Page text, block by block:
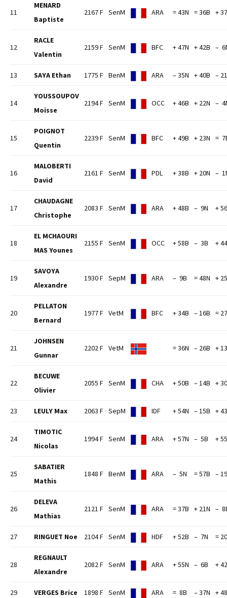
11
MENARD
Baptiste
2167 F SenM ARA = 43N = 36B +
12
RACLE
Valentin
2159 F SenM BFC + 47N + 42B –
13 SAYA Ethan 1775 F BenM ARA – 35N + 40B –
14
YOUSSOUPOV
Moisse
2194 F SenM OCC + 46B + 22N –
15
POIGNOT
Quentin
2239 F SenM BFC + 49B + 23N =
16
MALOBERTI
David
2161 F SenM PDL + 38B + 20N –
17
CHAUDAGNE
Christophe
2083 F SenM ARA + 48B – 9N +
18
EL MCHAOURI
MAS Younes
2155 F SenM OCC + 58B – 3B +
19
SAVOYA
Alexandre
1930 F SepM ARA – 9B = 48N +
20
PELLATON
Bernard
1977 F VetM BFC + 34B – 16B =
21
JOHNSEN
Gunnar
2202 F VetM = 36N – 26B +
22
BECUWE
Olivier
2055 F SenM CHA + 50B – 14B +
23 LEULY Max 2063 F SepM IDF + 54N – 15B +
24
TIMOTIC
Nicolas
1994 F SenM ARA + 57N – 5B +
25
SABATIER
Mathis
1848 F BenM ARA – 5N = 57B –
26
DELEVA
Mathias
2121 F SenM ARA = 37B + 21N –
27 RINGUET Noe 2104 F SenM HDF + 52B – 7N =
28
REGNAULT
Alexandre
2082 F SenM ARA + 55N – 6B +
29 VERGES Brice 1898 F SenM ARA = 8B – 37N +